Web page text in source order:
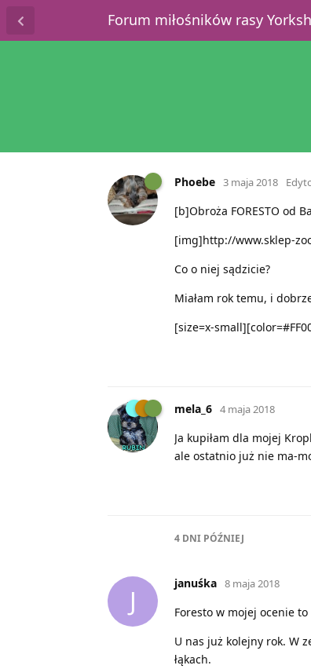
Forum miłośników rasy
Phoebe 3 maja 2018
[b]Obroża FORESTO od
[img]http://www.sklep-
Co o niej sądzicie?
Miałam rok temu, i
[size=x-
mela_6 4 maja 2018
Ja kupiłam dla mojej
ale ostatnio już nie ma-
4 DNI PÓŹNIEJ
J
januśka 8 maja 2018
Foresto w mojej ocenie
U nas już kolejny rok. W
łąkach.